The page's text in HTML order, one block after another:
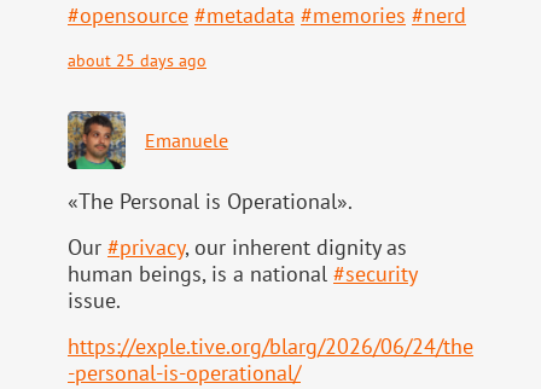
#opensource #metadata #memories #nerd
about 25 days ago
Emanuele
«The Personal is Operational».
Our #privacy, our inherent dignity as
human beings, is a national #security
issue.
https://exple.tive.org/blarg/2026/06/24/the
-personal-is-operational/